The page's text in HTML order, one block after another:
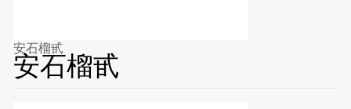
安石榴甙
安石榴甙